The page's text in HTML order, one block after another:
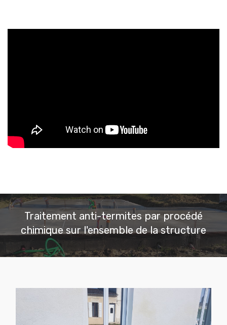
Traitement anti-termites par procédé
chimique sur l'ensemble de la structure